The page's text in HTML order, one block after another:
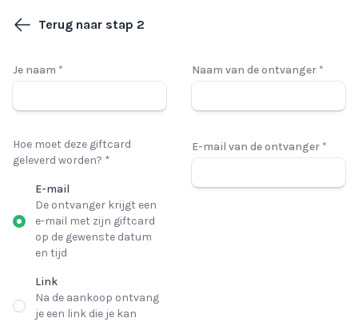
Terug naar stap 2
Je naam * Naam van de ontvanger *
Hoe moet deze giftcard
geleverd worden? *
E-mail
De ontvanger krijgt een
e-mail met zijn giftcard
op de gewenste datum
en tijd
Link
Na de aankoop ontvang
je een link die je kan
E-mail van de ontvanger *